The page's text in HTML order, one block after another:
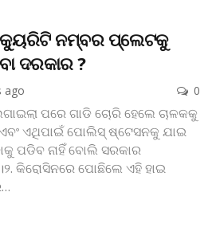
ନମ୍ବର ପ୍ଲେଟକୁ
ଦରକାର ?
ago 0
ପରେ ଗାଡି ଚୋରି ହେଲେ ଚାଳକକୁ
ଏଥିପାଇଁ ପୋଲିସ୍ ଷ୍ଟେସନକୁ ଯାଇ
ପଡିବ ନାହିଁ ବୋଲି ସରକାର
କିରୋସିନରେ ପୋଛିଲେ ଏହି ହାଇ
…